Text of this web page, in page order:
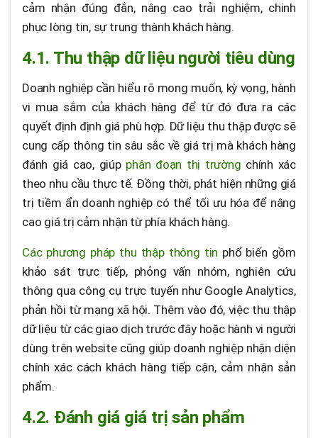
cảm nhận đúng đắn, nâng cao trải nghiệm, chinh
phục lòng tin, sự trung thành khách hàng.
4.1. Thu thập dữ liệu người tiêu dùng
Doanh nghiệp cần hiểu rõ mong muốn, kỳ vọng, hành
vi mua sắm của khách hàng để từ đó đưa ra các
quyết định định giá phù hợp. Dữ liệu thu thập được sẽ
cung cấp thông tin sâu sắc về giá trị mà khách hàng
đánh giá cao, giúp phân đoạn thị trường chính xác
theo nhu cầu thực tế. Đồng thời, phát hiện những giá
trị tiềm ẩn doanh nghiệp có thể tối ưu hóa để nâng
cao giá trị cảm nhận từ phía khách hàng.
Các phương pháp thu thập thông tin phổ biến gồm
khảo sát trực tiếp, phỏng vấn nhóm, nghiên cứu
thông qua công cụ trực tuyến như Google Analytics,
phản hồi từ mạng xã hội. Thêm vào đó, việc thu thập
dữ liệu từ các giao dịch trước đây hoặc hành vi người
dùng trên website cũng giúp doanh nghiệp nhận diện
chính xác cách khách hàng tiếp cận, cảm nhận sản
phẩm.
4.2. Đánh giá giá trị sản phẩm